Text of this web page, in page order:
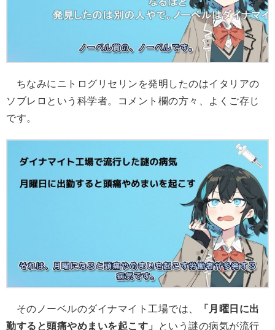
ちなみにニトログリセリンを発明したのはイタリアの
ソブレロという科学者。コメント欄の方々、よくご存じ
です。
そのノーベルのダイナマイト工場では、
「月曜日に出
勤すると頭痛やめまいを起こす」
という謎の病気が流行